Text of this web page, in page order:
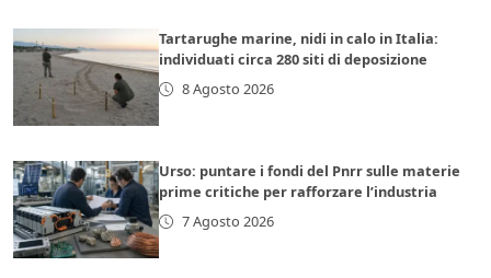
Tartarughe marine, nidi in calo in Italia:
individuati circa 280 siti di deposizione
8 Agosto 2026
Urso: puntare i fondi del Pnrr sulle materie
prime critiche per rafforzare l’industria
7 Agosto 2026